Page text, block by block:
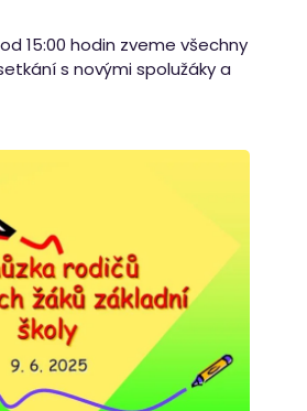
15:00 hodin zveme všechny
s novými spolužáky a